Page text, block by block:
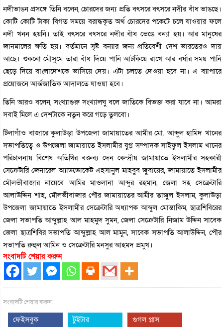
নদীভাঙন প্রসঙ্গে তিনি বলেন, চোরদের জন্য প্রতি বৎসরে বৎসরে নদীর বাঁধ ভাঙছে।
কোটি কোটি টাকা বিগত সময়ে বরাদ্ধকৃত অর্থ চোরদের পকেটে চলে যাওয়ার ফলে
নদী খনন হয়নি। তাই বৎসরে বৎসরে নদীর বাঁধ ভেঙে বন্যা হয়। আর মানুষের
জানমালের ক্ষতি হয়। বর্তমানে সৃষ্ট বন্যার জন্য প্রতিবেশী দেশ ভারতেরও দায়
আছে। শুকনো মৌসুমে তারা বাঁধ দিয়ে পানি আটকিয়ে রাখে আর বর্ষার সময় পানি
ছেড়ে দিয়ে বাংলাদেশকে ভাসিয়ে দেয়। এটা চলতে দেওয়া হবে না। এ ব্যাপারে
প্রয়োজনে আর্ন্তজাতিক আদালতে যাওয়া হবে।
তিনি আরও বলেন, সংখ্যাগুরু সংখ্যালঘু বলে জাতিকে বিভক্ত করা যাবে না। আমরা
সবাই মিলে এ দেশটাকে নতুন করে গড়ে তুলবো।
টিলাগাঁও বাজারে কুলাউড়া উপজেলা জামায়াতের আমীর মো. আব্দুল হামিদ খানের
সভাপতিত্বে ও উপজেলা জামায়াতে ইসলামীর যুগ্ন সম্পাদক সাইফুল ইসলাম খানের
পরিচালনায় বিশেষ অতিথির বক্তব্য দেন কেন্দ্রীয় জামায়াতে ইসলামীর সহকারী
সেক্রেটারি জেনারেল অ্যাডভোকেট এহসানুল মাহবুব জুবায়ের, জামায়াতে ইসলামীর
মৌলভীবাজার নায়েবে আমির মাওলানা আব্দুর রহমান, জেলা সহ সেক্রেটারি
আলাউদ্দিন শাহ, মৌলভীবাজার পৌর জামায়াতের আমীর তাজুল ইসলাম, কুলাউড়া
উপজেলা জামায়াতে ইসলামীর সেক্রেটারি অধ্যাপক আব্দুল মোন্তাকিম, ছাত্রশিবিরের
জেলা সভাপতি আব্দুল্লাহ আল মাহমুদ সুমন, জেলা সেক্রেটারি নিজাম উদ্দিন সাবেক
জেলা ছাত্রশিবির সভাপতি আব্দুল্লাহ আল মামুন, সাবেক সভাপতি আলাউদ্দিন, পৌর
সভাপতি রুহুল আমিন ও সেক্রেটারি মনসুর আহমদ প্রমুখ।
সংবাদটি শেয়ার করুন
সংবাদটি শেয়ার করুন:
ফেইসবুক টুইটার গুগল প্লাস